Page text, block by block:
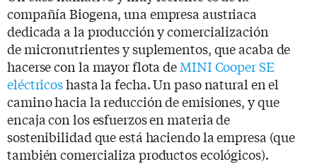
compañía Biogena, una empresa austriaca
dedicada a la producción y comercialización
de micronutrientes y suplementos, que acaba de
hacerse con la mayor flota deMINI Cooper SE
eléctricoshasta la fecha. Un paso natural en el
camino hacia la reducción de emisiones, y que
encaja con los esfuerzos en materia de
sostenibilidad que está haciendo la empresa (que
también comercializa productos ecológicos).